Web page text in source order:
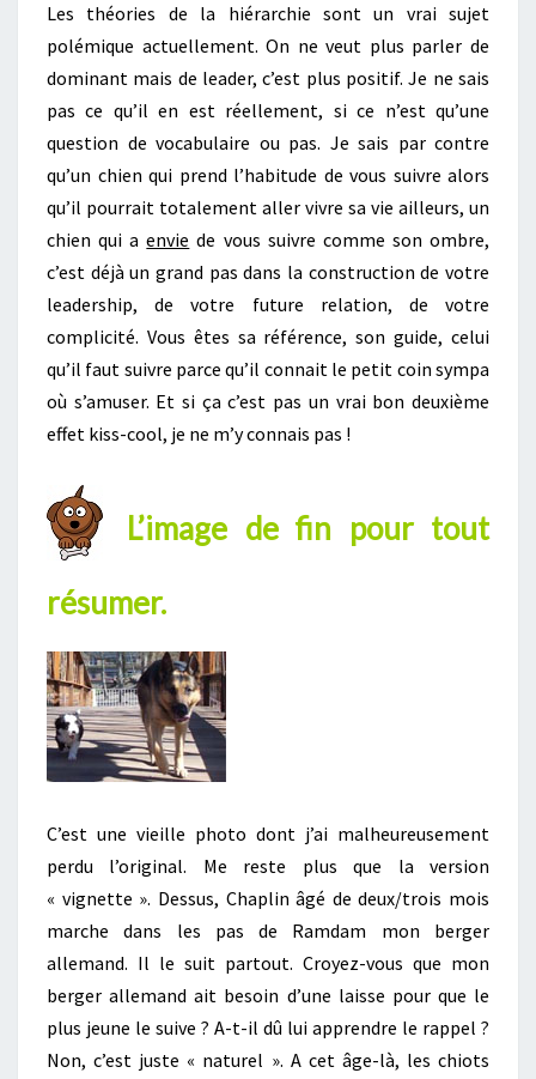
Les théories de la hiérarchie sont un vrai sujet
polémique actuellement. On ne veut plus parler de
dominant mais de leader, c’est plus positif. Je ne sais
pas ce qu’il en est réellement, si ce n’est qu’une
question de vocabulaire ou pas. Je sais par contre
qu’un chien qui prend l’habitude de vous suivre alors
qu’il pourrait totalement aller vivre sa vie ailleurs, un
chien qui aenvie de vous suivre comme son ombre,
c’est déjà un grand pas dans la construction de votre
leadership, de votre future relation, de votre
complicité. Vous êtes sa référence, son guide, celui
qu’il faut suivre parce qu’il connait le petit coin sympa
où s’amuser. Et si ça c’est pas un vrai bon deuxième
effet kiss-cool, je ne m’y connais pas !
L’image de fin pour tout
résumer.
C’est une vieille photo dont j’ai malheureusement
perdu l’original. Me reste plus que la version
« vignette ». Dessus, Chaplin âgé de deux/trois mois
marche dans les pas de Ramdam mon berger
allemand. Il le suit partout. Croyez-vous que mon
berger allemand ait besoin d’une laisse pour que le
plus jeune le suive ? A-t-il dû lui apprendre le rappel ?
Non, c’est juste « naturel ». A cet âge-là, les chiots